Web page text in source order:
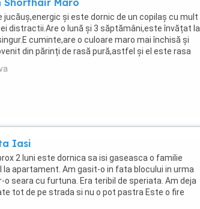
Shorthair Maro
jucăuș,energic și este dornic de un copilaș cu mult
distractii.Are o lună și 3 săptămâni,este învățat la
cuminte,are o culoare maro mai închisă și
din părinți de rasă pură,astfel și el este rasa
Iasi
2 luni este dornica sa isi gaseasca o familie
la apartament. Am gasit-o in fata blocului in urma
seara cu furtuna. Era teribil de speriata. Am deja
tot de pe strada si nu o pot pastra Este o fire